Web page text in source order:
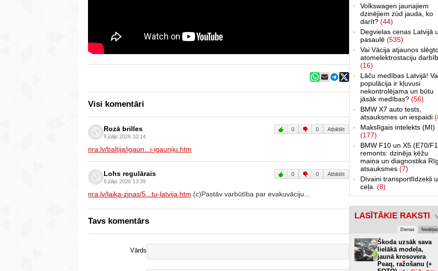
Visi komentāri
Rozā brilles
8.jūlijs 2026 10:14
0 0 Atbildēt
nra.lv/baltija/igaun...i-igauniju.htm
Lohs regulārais
8.jūlijs 2026 13:39
0 0 Atbildēt
nra.lv/laika-zinas/5...tu-latvija.htm (c)Pastāv varbūtība par evakuvāciju...
Tavs komentārs
Vārds
Volkswagen jaunajiem
dzinējiem zūd jauda, ko
darīt? (44)
Degvielas cenas Latvijā
pasaulē (535)
Vai Vācija atjaunos
atomelektrostaciju
(16)
Lāču medības Latvijā!
populācija ir kļuvusi
nekontrolējama un būtu
jāsāk medības? (56)
BMW X7 auto tests,
atsauksmes un iespaidi
Makslīgais intelekts (MI)
(177)
BMW F10 un X5 (E70/
remonts: dzinēja ķēžu
maiņa un diagnostika
atsauksmes (7)
Dīvaini transportlīdzekļi
ceļa. (8)
LASĪTĀKIE RAKSTI
Dienas Nedēļas
Škoda uzsāk sava
lielākā modeļa,
jaunā krosovera
Peaq, ražošanu (+